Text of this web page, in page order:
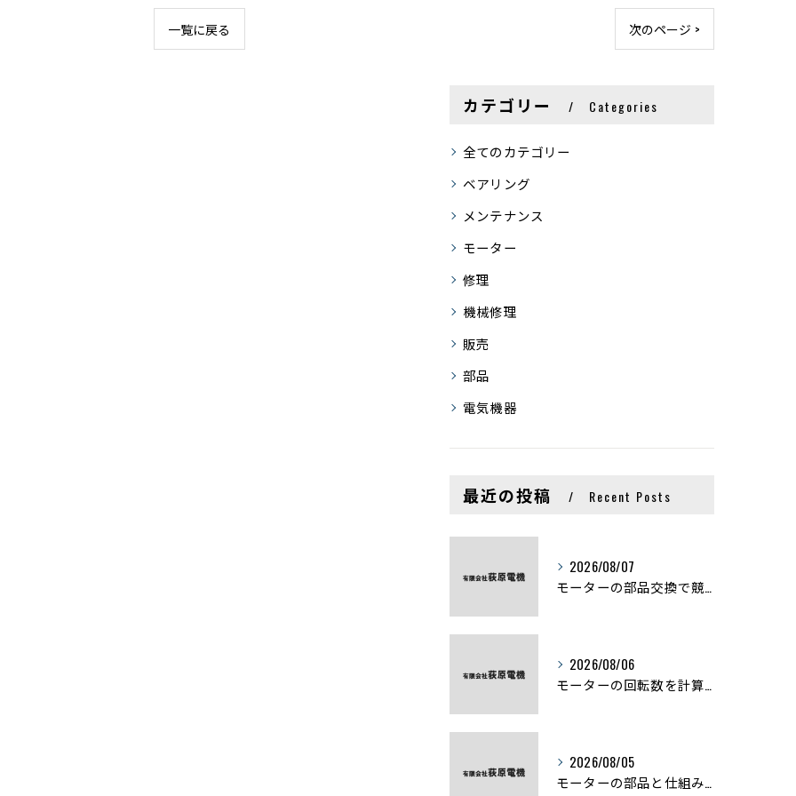
一覧に戻る 次のページ >
カテゴリー Categories
全てのカテゴリー
ベアリング
メンテナンス
モーター
修理
機械修理
販売
部品
電気機器
最近の投稿 Recent Posts
2026/08/07
モーターの部品交換で競艇予想力を高める基礎知識と実費負担のポイント
2026/08/06
モーターの回転数を計算から実践まで徹底解説
2026/08/05
モーターの部品と仕組みを図解で学ぶ基礎知識まとめ